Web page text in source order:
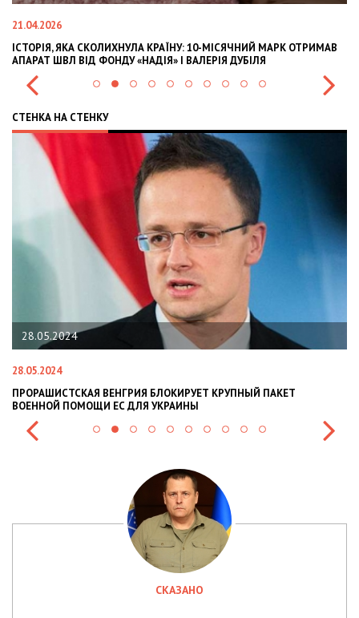
21.04.2026
ІСТОРІЯ, ЯКА СКОЛИХНУЛА КРАЇНУ: 10-МІСЯЧНИЙ МАРК ОТРИМАВ
АПАРАТ ШВЛ ВІД ФОНДУ «НАДІЯ» І ВАЛЕРІЯ ДУБІЛЯ
СТЕНКА НА СТЕНКУ
28.05.2024
28.05.2024
ПРОРАШИСТСКАЯ ВЕНГРИЯ БЛОКИРУЕТ КРУПНЫЙ ПАКЕТ
ВОЕННОЙ ПОМОЩИ ЕС ДЛЯ УКРАИНЫ
СКАЗАНО